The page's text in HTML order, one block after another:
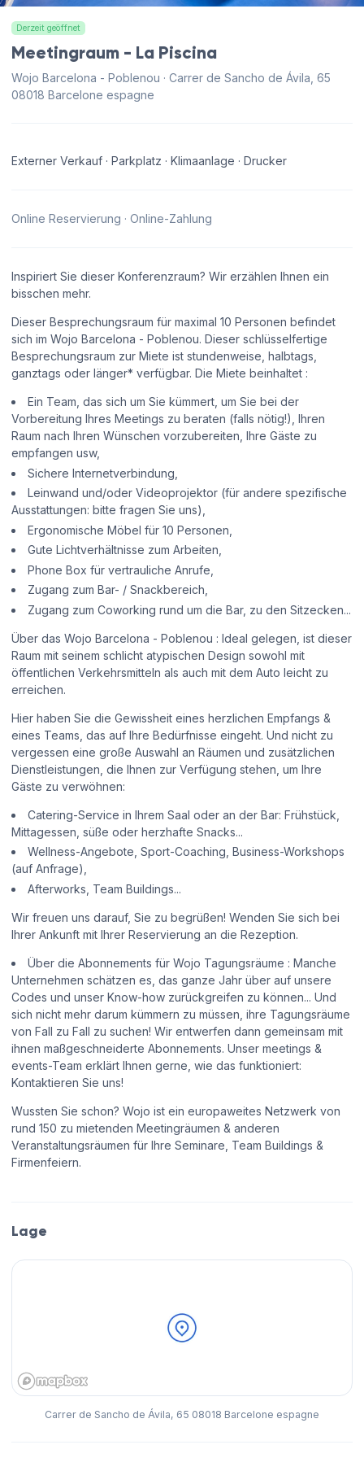
Derzeit geöffnet
Meetingraum - La Piscina
Wojo Barcelona - Poblenou · Carrer de Sancho de Ávila, 65
08018 Barcelone espagne
Externer Verkauf · Parkplatz · Klimaanlage · Drucker
Online Reservierung · Online-Zahlung
Inspiriert Sie dieser Konferenzraum? Wir erzählen Ihnen ein
bisschen mehr.
Dieser Besprechungsraum für maximal 10 Personen befindet
sich im Wojo Barcelona - Poblenou. Dieser schlüsselfertige
Besprechungsraum zur Miete ist stundenweise, halbtags,
ganztags oder länger* verfügbar. Die Miete beinhaltet :
Ein Team, das sich um Sie kümmert, um Sie bei der
Vorbereitung Ihres Meetings zu beraten (falls nötig!), Ihren
Raum nach Ihren Wünschen vorzubereiten, Ihre Gäste zu
empfangen usw,
Sichere Internetverbindung,
Leinwand und/oder Videoprojektor (für andere spezifische
Ausstattungen: bitte fragen Sie uns),
Ergonomische Möbel für 10 Personen,
Gute Lichtverhältnisse zum Arbeiten,
Phone Box für vertrauliche Anrufe,
Zugang zum Bar- / Snackbereich,
Zugang zum Coworking rund um die Bar, zu den Sitzecken...
Über das Wojo Barcelona - Poblenou : Ideal gelegen, ist dieser
Raum mit seinem schlicht atypischen Design sowohl mit
öffentlichen Verkehrsmitteln als auch mit dem Auto leicht zu
erreichen.
Hier haben Sie die Gewissheit eines herzlichen Empfangs &
eines Teams, das auf Ihre Bedürfnisse eingeht. Und nicht zu
vergessen eine große Auswahl an Räumen und zusätzlichen
Dienstleistungen, die Ihnen zur Verfügung stehen, um Ihre
Gäste zu verwöhnen:
Catering-Service in Ihrem Saal oder an der Bar: Frühstück,
Mittagessen, süße oder herzhafte Snacks...
Wellness-Angebote, Sport-Coaching, Business-Workshops
(auf Anfrage),
Afterworks, Team Buildings...
Wir freuen uns darauf, Sie zu begrüßen! Wenden Sie sich bei
Ihrer Ankunft mit Ihrer Reservierung an die Rezeption.
Über die Abonnements für Wojo Tagungsräume : Manche
Unternehmen schätzen es, das ganze Jahr über auf unsere
Codes und unser Know-how zurückgreifen zu können... Und
sich nicht mehr darum kümmern zu müssen, ihre Tagungsräume
von Fall zu Fall zu suchen! Wir entwerfen dann gemeinsam mit
ihnen maßgeschneiderte Abonnements. Unser meetings &
events-Team erklärt Ihnen gerne, wie das funktioniert:
Kontaktieren Sie uns!
Wussten Sie schon? Wojo ist ein europaweites Netzwerk von
rund 150 zu mietenden Meetingräumen & anderen
Veranstaltungsräumen für Ihre Seminare, Team Buildings &
Firmenfeiern.
Lage
Carrer de Sancho de Ávila, 65 08018 Barcelone espagne